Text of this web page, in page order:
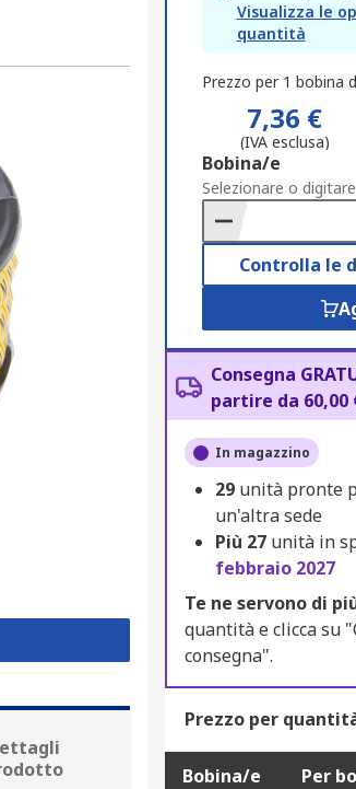
Visualizza le
quantità
Prezzo per 1 bobina
7,36 €
(IVA esclusa)
Add
to
Basket
Bobina/e
Selezionare o
Controlla le
Consegna
partire da 60,00
In magazzino
29 unità pronte
un'altra sede
Più 27 unità in
febbraio 2027
Te ne servono di
quantità e clicca su
consegna".
Prezzo per
Bobina/e Per